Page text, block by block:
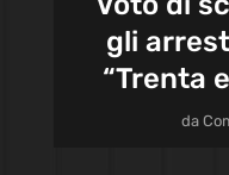
gli
“Trenta
da